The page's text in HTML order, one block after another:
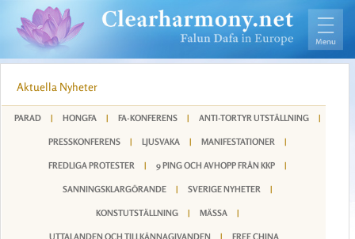
Aktuella Nyheter
PARAD | HONGFA | FA-KONFERENS | ANTI-TORTYR UTSTÄLLNING |
PRESSKONFERENS | LJUSVAKA | MANIFESTATIONER |
FREDLIGA PROTESTER | 9 PING OCH AVHOPP FRÅN KKP |
SANNINGSKLARGÖRANDE | SVERIGE NYHETER |
KONSTUTSTÄLLNING | MÄSSA |